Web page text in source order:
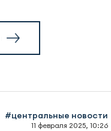
#центральные новости
11 февраля 2025, 10:26